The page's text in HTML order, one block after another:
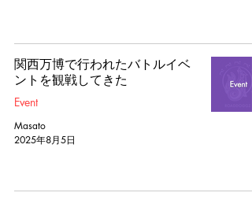
関西万博で行われたバトルイベ
ントを観戦してきた
Event
Masato
2025年8月5日